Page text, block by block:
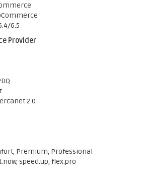
6.5
Provider
2.0
Premium, Professional
speed.up, flex.pro